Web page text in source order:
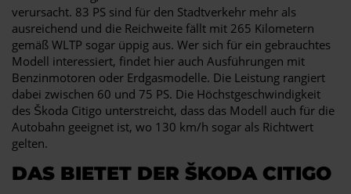
verursacht. 83 PS sind für den Stadtverkehr mehr als
ausreichend und die Reichweite fällt mit 265 Kilometern
gemäß WLTP sogar üppig aus. Wer sich für ein gebrauchtes
Modell interessiert, findet hier auch Ausführungen mit
Benzinmotoren oder Erdgasmodelle. Die Leistung rangiert
dabei zwischen 60 und 75 PS. Die Höchstgeschwindigkeit
des Škoda Citigo unterstreicht, dass das Modell auch für die
Autobahn geeignet ist, wo 130 km/h sogar als Richtwert
gelten.
DAS BIETET DER ŠKODA CITIGO